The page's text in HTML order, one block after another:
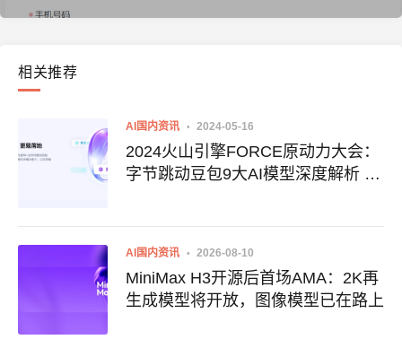
相关推荐
AI国内资讯 2024-05-16
2024火山引擎FORCE原动力大会：
字节跳动豆包9大AI模型深度解析 附
AI国内资讯 2026-08-10
MiniMax H3开源后首场AMA：2K再
生成模型将开放，图像模型已在路上